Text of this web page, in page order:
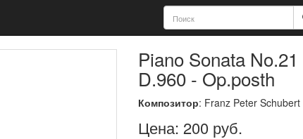
Piano Sonata
D.960 - Op.posth
Композитор: Franz Peter Schubert
Цена: 200 руб.